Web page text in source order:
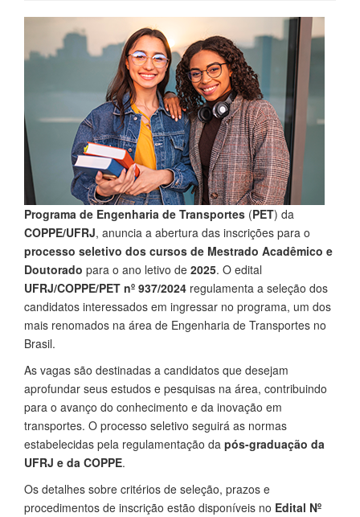
Programa de Engenharia de Transportes (PET) da
COPPE/UFRJ, anuncia a abertura das inscrições para o
processo seletivo dos cursos de Mestrado Acadêmico e
Doutorado para o ano letivo de 2025. O edital
UFRJ/COPPE/PET nº 937/2024 regulamenta a seleção dos
candidatos interessados em ingressar no programa, um dos
mais renomados na área de Engenharia de Transportes no
Brasil.
As vagas são destinadas a candidatos que desejam
aprofundar seus estudos e pesquisas na área, contribuindo
para o avanço do conhecimento e da inovação em
transportes. O processo seletivo seguirá as normas
estabelecidas pela regulamentação da pós-graduação da
UFRJ e da COPPE.
Os detalhes sobre critérios de seleção, prazos e
procedimentos de inscrição estão disponíveis no Edital Nº